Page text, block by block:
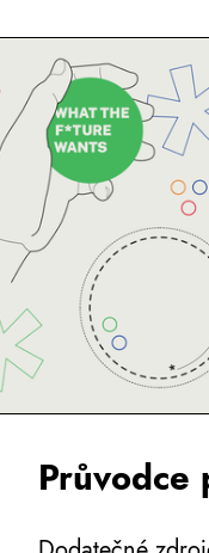
Průvodce